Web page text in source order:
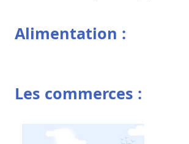
Alimentation :
Les commerces :